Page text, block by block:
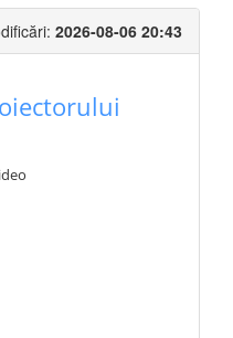
2026-08-06 20:43